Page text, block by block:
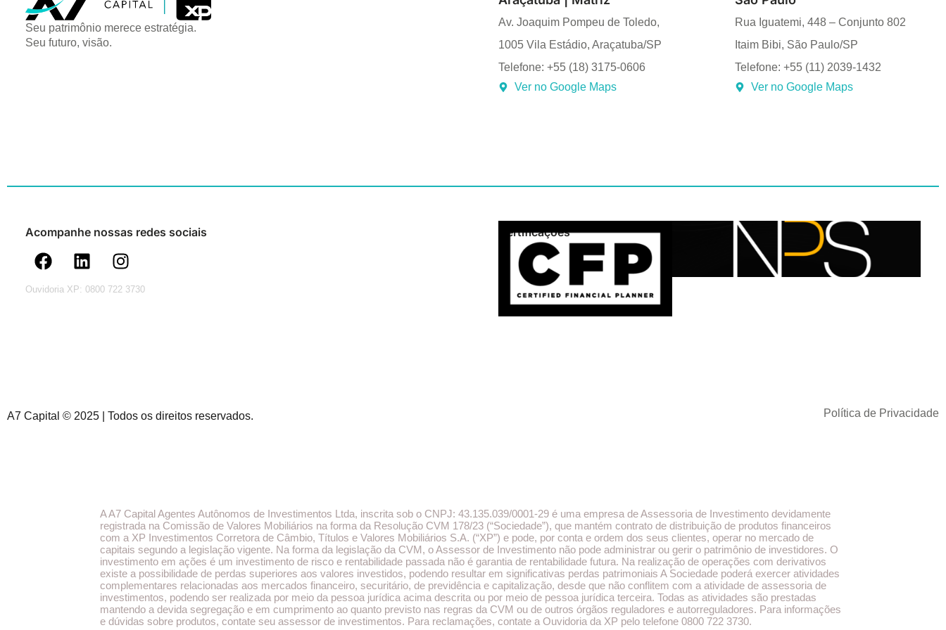
Seu patrimônio merece estratégia.
Seu futuro, visão.
Av. Joaquim Pompeu de Toledo,
1005 Vila Estádio, Araçatuba/SP
Telefone: +55 (18) 3175-0606
Ver no Google Maps
Rua Iguatemi, 448 – Conjunto 802
Itaim Bibi, São Paulo/SP
Telefone: +55 (11) 2039-1432
Ver no Google Maps
Acompanhe nossas redes sociais
Ouvidoria XP: 0800 722 3730
Certificações
A7 Capital © 2025 | Todos os direitos reservados. Política de Privacidade
A A7 Capital Agentes Autônomos de Investimentos Ltda, inscrita sob o CNPJ: 43.135.039/0001-29 é uma empresa de Assessoria de Investimento devidamente
registrada na Comissão de Valores Mobiliários na forma da Resolução CVM 178/23 (“Sociedade”), que mantém contrato de distribuição de produtos financeiros
com a XP Investimentos Corretora de Câmbio, Títulos e Valores Mobiliários S.A. (“XP”) e pode, por conta e ordem dos seus clientes, operar no mercado de
capitais segundo a legislação vigente. Na forma da legislação da CVM, o Assessor de Investimento não pode administrar ou gerir o patrimônio de investidores. O
investimento em ações é um investimento de risco e rentabilidade passada não é garantia de rentabilidade futura. Na realização de operações com derivativos
existe a possibilidade de perdas superiores aos valores investidos, podendo resultar em significativas perdas patrimoniais A Sociedade poderá exercer atividades
complementares relacionadas aos mercados financeiro, securitário, de previdência e capitalização, desde que não conflitem com a atividade de assessoria de
investimentos, podendo ser realizada por meio da pessoa jurídica acima descrita ou por meio de pessoa jurídica terceira. Todas as atividades são prestadas
mantendo a devida segregação e em cumprimento ao quanto previsto nas regras da CVM ou de outros órgãos reguladores e autorreguladores. Para informações
e dúvidas sobre produtos, contate seu assessor de investimentos. Para reclamações, contate a Ouvidoria da XP pelo telefone 0800 722 3730.​